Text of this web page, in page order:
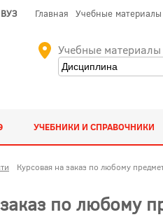
ВУЗ Главная Учебные материалы
Учебные
УЧЕБНИКИ И СПРАВОЧНИКИ
Курсовая на заказ по любому
по любому